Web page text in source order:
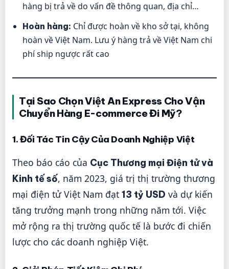
hàng bị trả về do vấn đề thông quan, địa chỉ…
Hoàn hàng: Chỉ được hoàn về kho sở tại, không
hoàn về Việt Nam. Lưu ý hàng trả về Việt Nam chi
phí ship ngược rất cao
Tại Sao Chọn Việt An Express Cho Vận
Chuyển Hàng E-commerce Đi Mỹ?
1. Đối Tác Tin Cậy Của Doanh Nghiệp Việt
Theo báo cáo của Cục Thương mại Điện tử và
Kinh tế số, năm 2023, giá trị thị trường thương
mại điện tử Việt Nam đạt 13 tỷ USD và dự kiến
tăng trưởng mạnh trong những năm tới. Việc
mở rộng ra thị trường quốc tế là bước đi chiến
lược cho các doanh nghiệp Việt.